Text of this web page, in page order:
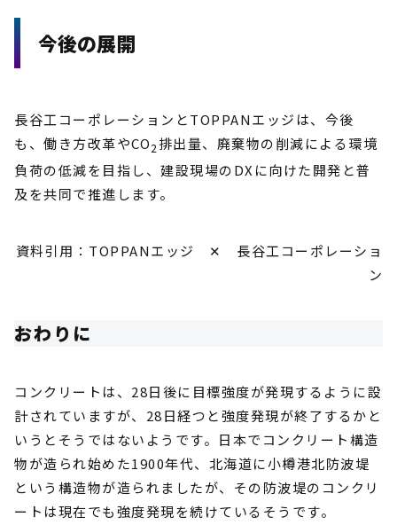
今後の展開
長谷工コーポレーションとTOPPANエッジは、今後
も、働き方改革やCO2 排出量、廃棄物の削減による環境
負荷の低減を目指し、建設現場のDXに向けた開発と普
及を共同で推進します。
資料引用：TOPPANエッジ ✕ 長谷工コーポレーショ
ン
おわりに
コンクリートは、28日後に目標強度が発現するように設
計されていますが、28日経つと強度発現が終了するかと
いうとそうではないようです。日本でコンクリート構造
物が造られ始めた1900年代、北海道に小樽港北防波堤
という構造物が造られましたが、その防波堤のコンクリ
ートは現在でも強度発現を続けているそうです。